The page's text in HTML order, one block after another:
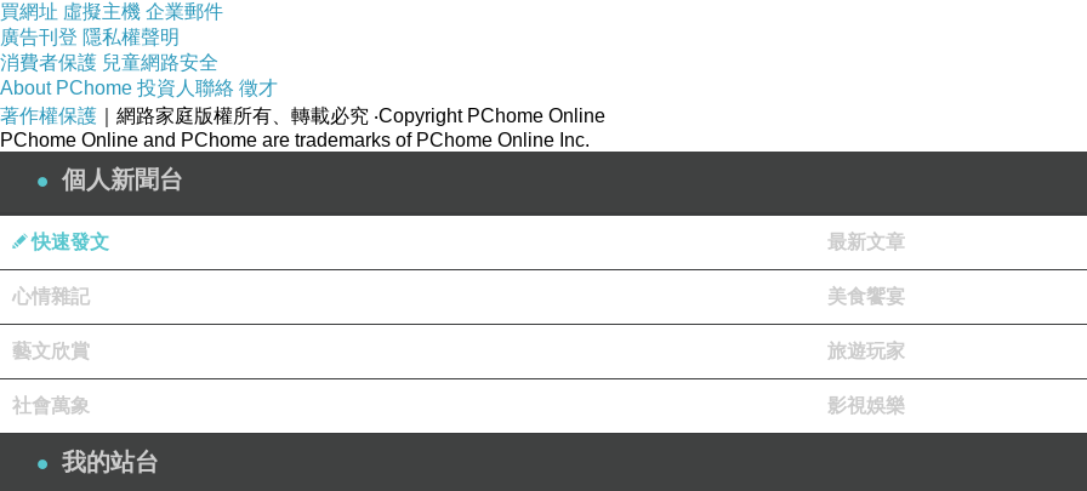
買網址 虛擬主機 企業郵件
廣告刊登 隱私權聲明
消費者保護 兒童網路安全
About PChome 投資人聯絡 徵才
著作權保護 ｜網路家庭版權所有、轉載必究 ‧Copyright PChome Online
PChome Online and PChome are trademarks of PChome Online Inc.
個人新聞台
快速發文 最新文章
心情雜記 美食饗宴
藝文欣賞 旅遊玩家
社會萬象 影視娛樂
我的站台